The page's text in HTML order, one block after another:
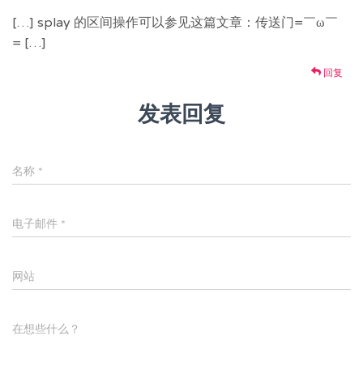
[…] splay 的区间操作可以参见这篇文章：传送门=￣ω￣
= […]
回复
发表回复
名称 *
电子邮件 *
网站
在想些什么？